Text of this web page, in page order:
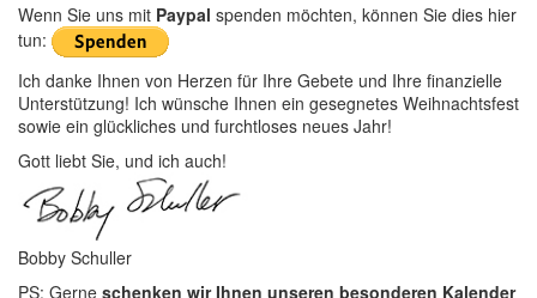
Wenn Sie uns mit Paypal spenden möchten, können Sie dies hier
tun:
Ich danke Ihnen von Herzen für Ihre Gebete und Ihre finanzielle
Unterstützung! Ich wünsche Ihnen ein gesegnetes Weihnachtsfest
sowie ein glückliches und furchtloses neues Jahr!
Gott liebt Sie, und ich auch!
Bobby Schuller
PS: Gerne schenken wir Ihnen unseren besonderen Kalender